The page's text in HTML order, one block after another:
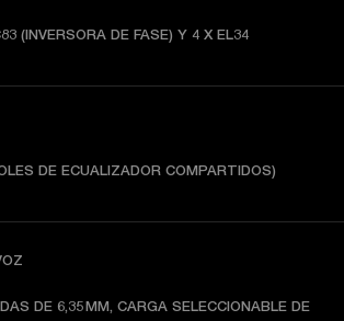
(INVERSORA DE FASE) Y 4 X EL34
DE ECUALIZADOR COMPARTIDOS)
DE 6,35 MM, CARGA SELECCIONABLE DE